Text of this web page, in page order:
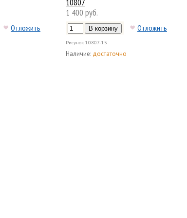
Отложить
1 400 руб.
Отложить
Рисунок 10807-15
Наличие: достаточно